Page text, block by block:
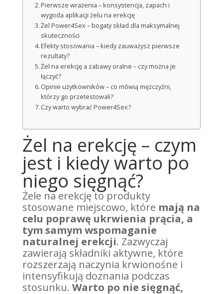
Pierwsze wrażenia – konsystencja, zapach i
wygoda aplikacji żelu na erekcję
Żel Power4Sex – bogaty skład dla maksymalnej
skuteczności
Efekty stosowania – kiedy zauważysz pierwsze
rezultaty?
Żel na erekcję a zabawy oralne – czy można je
łączyć?
Opinie użytkowników – co mówią mężczyźni,
którzy go przetestowali?
Czy warto wybrać Power4Sex?
Żel na erekcję – czym
jest i kiedy warto po
niego sięgnąć?
Żele na erekcję to produkty
stosowane miejscowo, które mają na
celu poprawę ukrwienia prącia, a
tym samym wspomaganie
naturalnej erekcji. Zazwyczaj
zawierają składniki aktywne, które
rozszerzają naczynia krwionośne i
intensyfikują doznania podczas
stosunku. Warto po nie sięgnąć,